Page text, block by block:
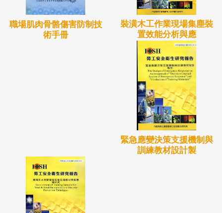
功能做一個責任分割，著重於如何將兩個系統資訊中
進行分割與整合，以達到系統最大效益。
未來將持續著手研究如何能透過此一虛擬實境模組，
協助指揮關於救災時達到最佳救災效率。並期望結合
現場應變演練測試，針對模組中尚未建置或未完善之
職場肌肉骨骼傷害防制技
術手冊
裝潢木工作業現場集塵裝
置效能分析與應
緊急應變決策支援機制與
訓練教材設計製